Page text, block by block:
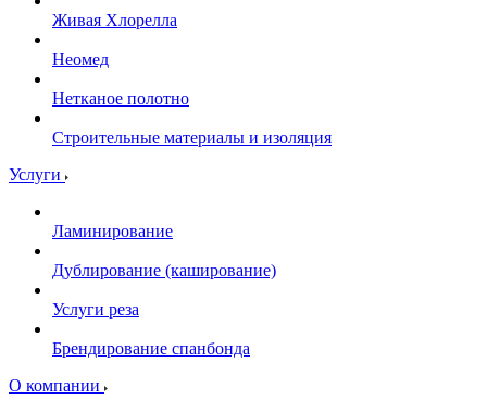
Живая Хлорелла
Нeомед
Нетканое полотно
Строительные материалы и изоляция
Услуги
Ламинирование
Дублирование (каширование)
Услуги реза
Брендирование спанбонда
О компании